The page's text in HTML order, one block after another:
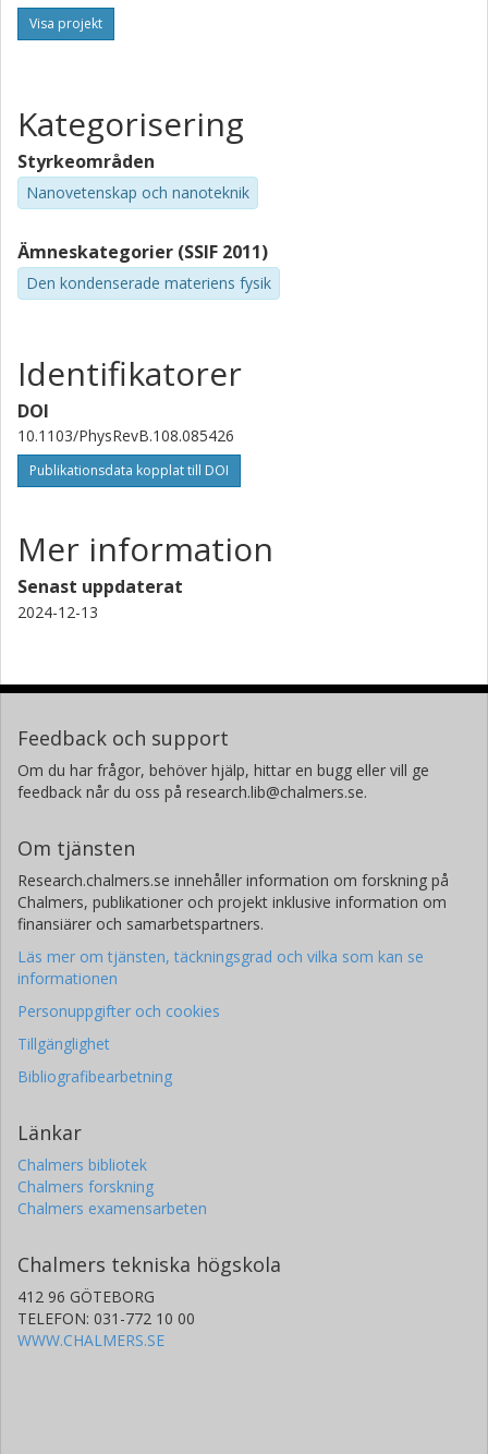
Visa projekt
Kategorisering
Styrkeområden
Nanovetenskap och nanoteknik
Ämneskategorier (SSIF 2011)
Den kondenserade materiens fysik
Identifikatorer
DOI
10.1103/PhysRevB.108.085426
Publikationsdata kopplat till DOI
Mer information
Senast uppdaterat
2024-12-13
Feedback och support
Om du har frågor, behöver hjälp, hittar en bugg eller vill ge
feedback når du oss på research.lib@chalmers.se.
Om tjänsten
Research.chalmers.se innehåller information om forskning på
Chalmers, publikationer och projekt inklusive information om
finansiärer och samarbetspartners.
Läs mer om tjänsten, täckningsgrad och vilka som kan se
informationen
Personuppgifter och cookies
Tillgänglighet
Bibliografibearbetning
Länkar
Chalmers bibliotek
Chalmers forskning
Chalmers examensarbeten
Chalmers tekniska högskola
412 96 GÖTEBORG
TELEFON: 031-772 10 00
WWW.CHALMERS.SE